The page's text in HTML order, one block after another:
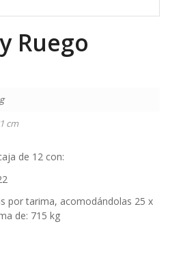
Ruego
cm
de 12 con:
por tarima, acomodándolas 25 x
de: 715 kg